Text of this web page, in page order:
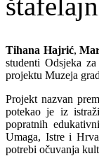
Tihana Hajrić,
studenti Odsjeka
projektu Muzeja
Projekt nazvan
potekao je iz
popratnih
Umaga, Istre i
potrebi očuvanja